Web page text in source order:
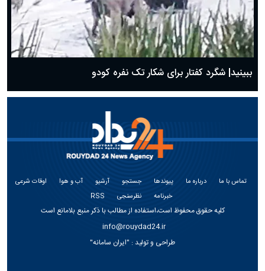
ببینید| شگرد کفتار برای شکار تک نفره کودو
تماس با ما درباره ما پیوندها جستجو آرشیو آب و هوا
اوقات شرعی
خبرنامه
نظرسنجی RSS
کلیه حقوق محفوظ است،استفاده از مطالب با ذکر منبع بلامانع است
info@rouydad24.ir
طراحی و تولید : "ایران سامانه"